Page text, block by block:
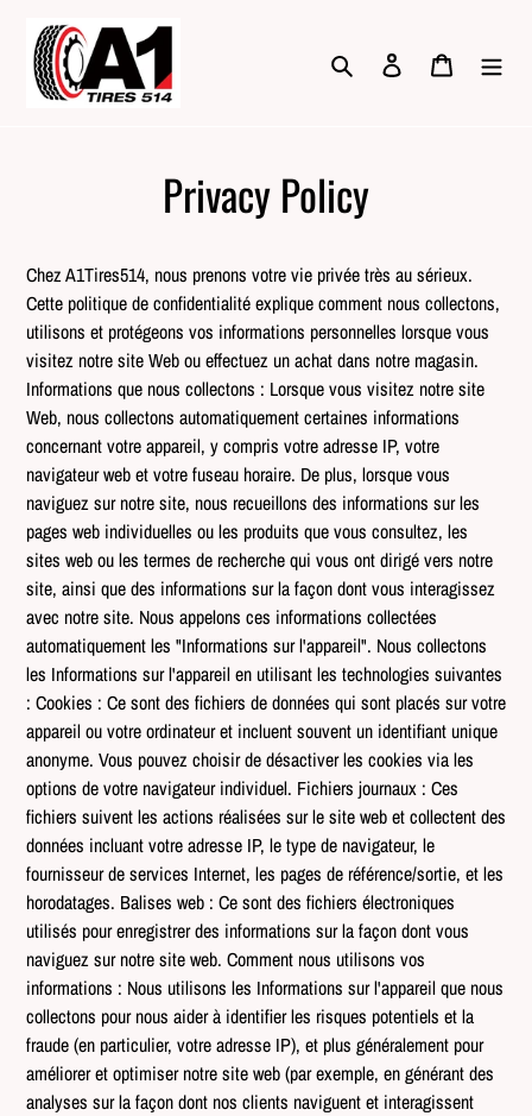
contenu
RechercherSe connecter
Panier
Privacy Policy
Chez A1Tires514, nous prenons votre vie privée très au sérieux.
Cette politique de confidentialité explique comment nous collectons,
utilisons et protégeons vos informations personnelles lorsque vous
visitez notre site Web ou effectuez un achat dans notre magasin.
Informations que nous collectons : Lorsque vous visitez notre site
Web, nous collectons automatiquement certaines informations
concernant votre appareil, y compris votre adresse IP, votre
navigateur web et votre fuseau horaire. De plus, lorsque vous
naviguez sur notre site, nous recueillons des informations sur les
pages web individuelles ou les produits que vous consultez, les
sites web ou les termes de recherche qui vous ont dirigé vers notre
site, ainsi que des informations sur la façon dont vous interagissez
avec notre site. Nous appelons ces informations collectées
automatiquement les "Informations sur l'appareil". Nous collectons
les Informations sur l'appareil en utilisant les technologies suivantes
: Cookies : Ce sont des fichiers de données qui sont placés sur votre
appareil ou votre ordinateur et incluent souvent un identifiant unique
anonyme. Vous pouvez choisir de désactiver les cookies via les
options de votre navigateur individuel. Fichiers journaux : Ces
fichiers suivent les actions réalisées sur le site web et collectent des
données incluant votre adresse IP, le type de navigateur, le
fournisseur de services Internet, les pages de référence/sortie, et les
horodatages. Balises web : Ce sont des fichiers électroniques
utilisés pour enregistrer des informations sur la façon dont vous
naviguez sur notre site web. Comment nous utilisons vos
informations : Nous utilisons les Informations sur l'appareil que nous
collectons pour nous aider à identifier les risques potentiels et la
fraude (en particulier, votre adresse IP), et plus généralement pour
améliorer et optimiser notre site web (par exemple, en générant des
analyses sur la façon dont nos clients naviguent et interagissent